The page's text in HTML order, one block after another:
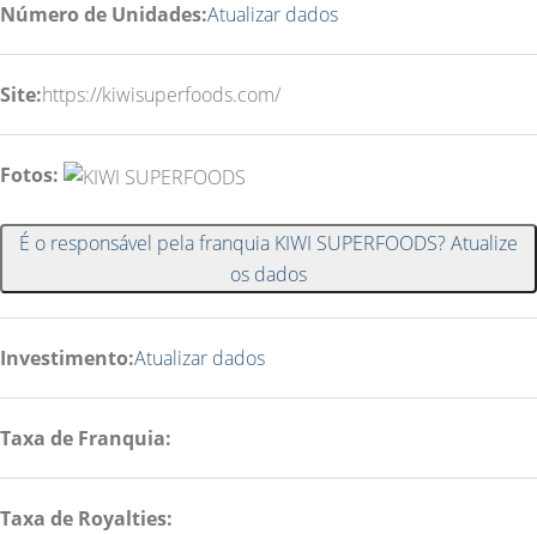
Número de Unidades:Atualizar dados
Site:https://kiwisuperfoods.com/
Fotos:
É o responsável pela franquia KIWI SUPERFOODS? Atualize
os dados
Investimento:Atualizar dados
Taxa de Franquia:
Taxa de Royalties: